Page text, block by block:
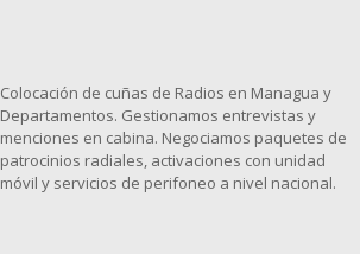
Colocación de cuñas de Radios en Managua y
Departamentos. Gestionamos entrevistas y
menciones en cabina. Negociamos paquetes de
patrocinios radiales, activaciones con unidad
móvil y servicios de perifoneo a nivel nacional.